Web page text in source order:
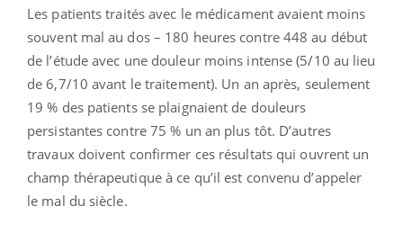
Les patients traités avec le médicament avaient moins
souvent mal au dos – 180 heures contre 448 au début
de l’étude avec une douleur moins intense (5/10 au lieu
de 6,7/10 avant le traitement). Un an après, seulement
19 % des patients se plaignaient de douleurs
persistantes contre 75 % un an plus tôt. D’autres
travaux doivent confirmer ces résultats qui ouvrent un
champ thérapeutique à ce qu’il est convenu d’appeler
le mal du siècle.